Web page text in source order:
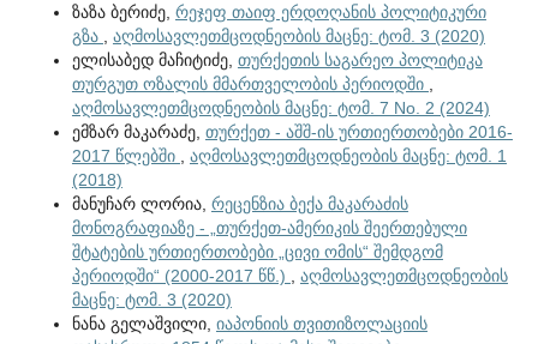
ზაზა ბერიძე, რეჯეფ თაიფ ერდოღანის პოლიტიკური
გზა , აღმოსავლეთმცოდნეობის მაცნე: ტომ. 3 (2020)
ელისაბედ მაჩიტიძე, თურქეთის საგარეო პოლიტიკა
თურგუთ ოზალის მმართველობის პერიოდში ,
აღმოსავლეთმცოდნეობის მაცნე: ტომ. 7 No. 2 (2024)
ემზარ მაკარაძე, თურქეთ - აშშ-ის ურთიერთობები 2016-
2017 წლებში , აღმოსავლეთმცოდნეობის მაცნე: ტომ. 1
(2018)
მანუჩარ ლორია, რეცენზია ბექა მაკარაძის
მონოგრაფიაზე - „თურქეთ-ამერიკის შეერთებული
შტატების ურთიერთობები „ცივი ომის“ შემდგომ
პერიოდში“ (2000-2017 წწ.) , აღმოსავლეთმცოდნეობის
მაცნე: ტომ. 3 (2020)
ნანა გელაშვილი, იაპონიის თვითიზოლაციის